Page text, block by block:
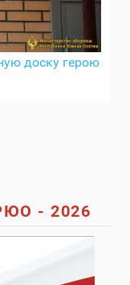
доску герою
- 2026